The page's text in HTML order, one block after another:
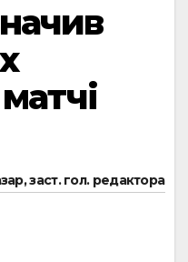
заст. гол. редактора